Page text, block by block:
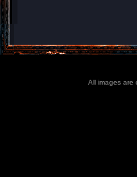
All images are